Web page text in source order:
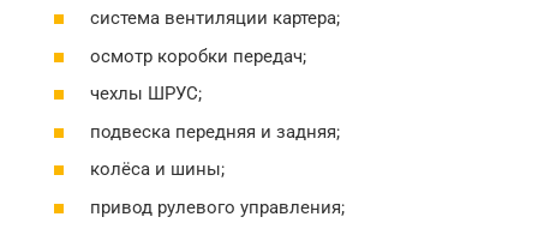
система вентиляции картера;
осмотр коробки передач;
чехлы ШРУС;
подвеска передняя и задняя;
колёса и шины;
привод рулевого управления;